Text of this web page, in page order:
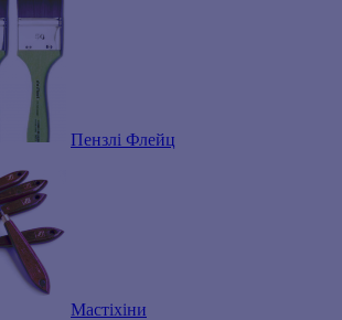
Пензлі Флейц
Мастіхіни